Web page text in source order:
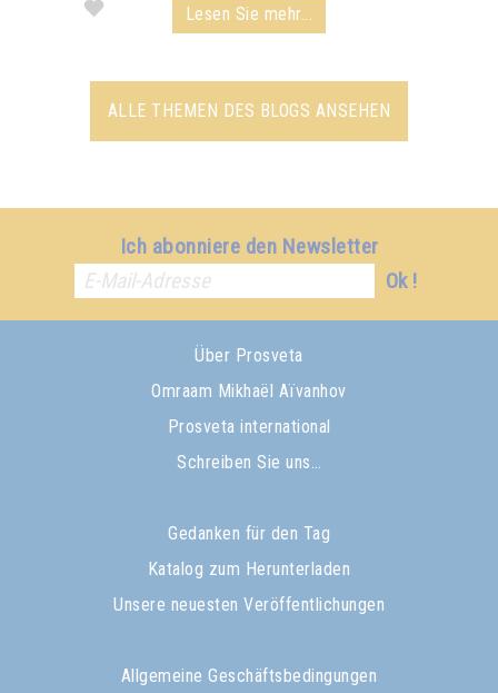
Lesen Sie mehr...
ALLE THEMEN DES BLOGS ANSEHEN
Ich abonniere den Newsletter
Ok !
Über Prosveta
Omraam Mikhaël Aïvanhov
Prosveta international
Schreiben Sie uns…
Gedanken für den Tag
Katalog zum Herunterladen
Unsere neuesten Veröffentlichungen
Allgemeine Geschäftsbedingungen